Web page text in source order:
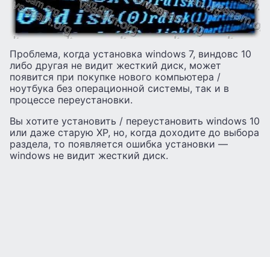
Проблема, когда установка windows 7, виндовс 10
либо другая не видит жесткий диск, может
появится при покупке нового компьютера /
ноутбука без операционной системы, так и в
процессе переустановки.
Вы хотите установить / переустановить windows 10
или даже старую XP, но, когда доходите до выбора
раздела, то появляется ошибка установки —
windows не видит жесткий диск.